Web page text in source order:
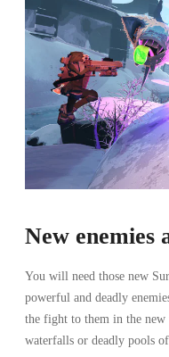
New enemies
You will need those new
powerful and deadly
the fight to them in the
waterfalls or deadly pools